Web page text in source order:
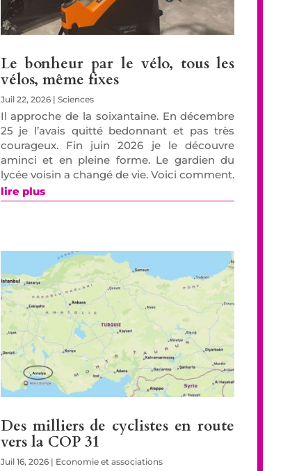
Le bonheur par le vélo, tous les
vélos, même fixes
Juil 22, 2026| Sciences
Il approche de la soixantaine. En décembre
25 je l’avais quitté bedonnant et pas très
courageux. Fin juin 2026 je le découvre
aminci et en pleine forme. Le gardien du
lycée voisin a changé de vie. Voici comment.
lire plus
Des milliers de cyclistes en route
vers la COP 31
Juil 16, 2026| Economie et associations